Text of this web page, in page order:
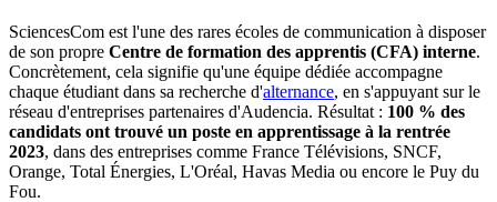
SciencesCom est l'une des rares écoles de communication à disposer
de son propre Centre de formation des apprentis (CFA) interne.
Concrètement, cela signifie qu'une équipe dédiée accompagne
chaque étudiant dans sa recherche d'alternance, en s'appuyant sur le
réseau d'entreprises partenaires d'Audencia. Résultat : 100 % des
candidats ont trouvé un poste en apprentissage à la rentrée
2023, dans des entreprises comme France Télévisions, SNCF,
Orange, Total Énergies, L'Oréal, Havas Media ou encore le Puy du
Fou.